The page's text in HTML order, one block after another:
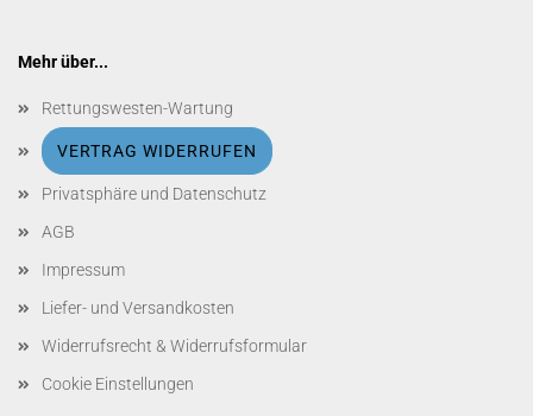
Mehr über...
Rettungswesten-Wartung
VERTRAG WIDERRUFEN
Privatsphäre und Datenschutz
AGB
Impressum
Liefer- und Versandkosten
Widerrufsrecht & Widerrufsformular
Cookie Einstellungen